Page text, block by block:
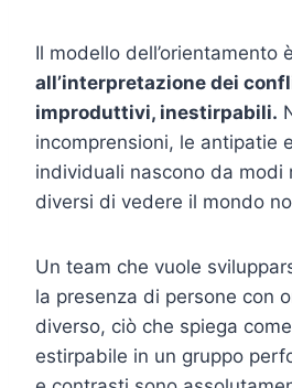
Il modello dell’orientamento è
all’interpretazione dei
improduttivi, inestirpabili.
incomprensioni, le antipatie
individuali nascono da modi
diversi di vedere il mondo
Un team che vuole
la presenza di persone con
diverso, ciò che spiega
estirpabile in un gruppo